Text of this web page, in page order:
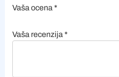
Vaša ocena *
Vaša recenzija *